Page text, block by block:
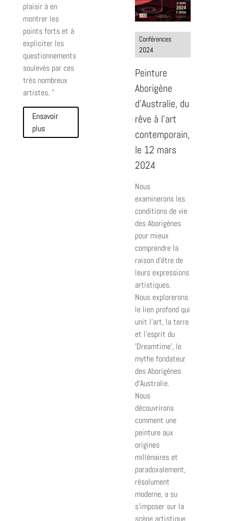
plaisir à en
montrer les
points forts et à
expliciter les
questionnements
soulevés par ces
très nombreux
artistes. "
Ensavoir
plus
Conférences
2024
Peinture
Aborigène
d’Australie, du
rêve à l’art
contemporain,
le 12 mars
2024
Nous
examinerons les
conditions de vie
des Aborigènes
pour mieux
comprendre la
raison d'être de
leurs expressions
artistiques.
Nous explorerons
le lien profond qui
unit l'art, la terre
et l'esprit du
'Dreamtime', le
mythe fondateur
des Aborigènes
d'Australie.
Nous
découvrirons
comment une
peinture aux
origines
millénaires et
paradoxalement,
résolument
moderne, a su
s'imposer sur la